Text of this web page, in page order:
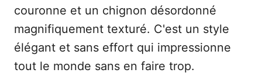
couronne et un chignon désordonné
magnifiquement texturé. C'est un style
élégant et sans effort qui impressionne
tout le monde sans en faire trop.